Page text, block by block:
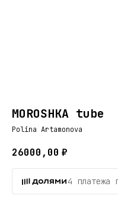
MOROSHKA tube
Polina Artamonova
26000,00 ₽
4 платежа